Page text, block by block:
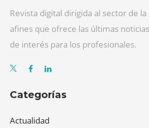
Revista digital dirigida al sector de
afines que ofrece las últimas
de interés para los profesionales.
Categorías
Actualidad